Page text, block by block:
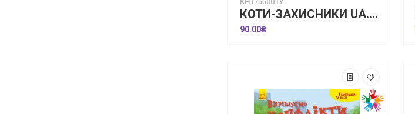
КОТИ-ЗАХИСНИКИ UA. Незламні
90.00₴